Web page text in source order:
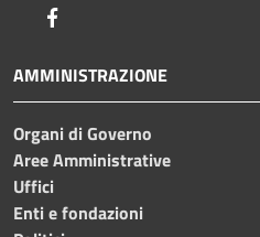
AMMINISTRAZIONE
Organi di Governo
Aree Amministrative
Uffici
Enti e fondazioni